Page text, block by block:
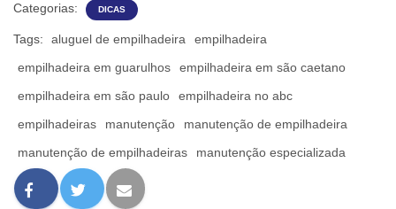
Categorias: DICAS
Tags: aluguel de empilhadeira
empilhadeira
empilhadeira em guarulhos
empilhadeira em são caetano
empilhadeira em são paulo
empilhadeira no abc
empilhadeiras
manutenção
manutenção de empilhadeira
manutenção de empilhadeiras
manutenção especializada